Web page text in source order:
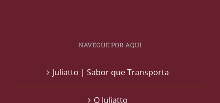
NAVEGUE POR AQUI
Juliatto | Sabor que Transporta
O Juliatto